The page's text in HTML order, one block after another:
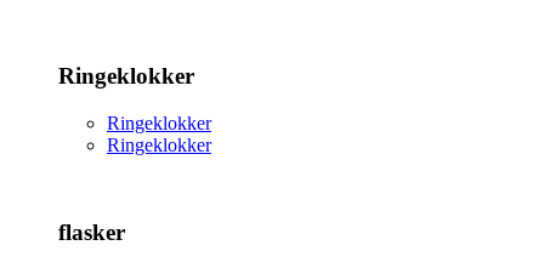
Ringeklokker
Ringeklokker
Ringeklokker
flasker